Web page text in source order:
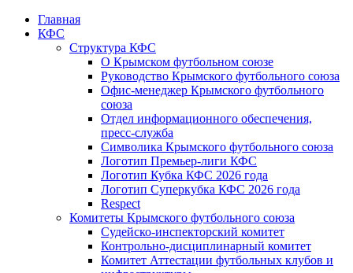
Главная
КФС
Структура КФС
О Крымском футбольном союзе
Руководство Крымского футбольного союза
Офис-менеджер Крымского футбольного
союза
Отдел информационного обеспечения,
пресс-служба
Символика Крымского футбольного союза
Логотип Премьер-лиги КФС
Логотип Кубка КФС 2026 года
Логотип Суперкубка КФС 2026 года
Respect
Комитеты Крымского футбольного союза
Судейско-инспекторский комитет
Контрольно-дисциплинарный комитет
Комитет Аттестации футбольных клубов и